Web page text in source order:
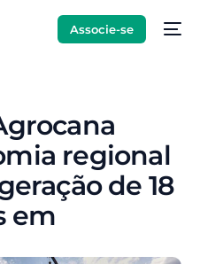
Associe-se
regional
de 18
em